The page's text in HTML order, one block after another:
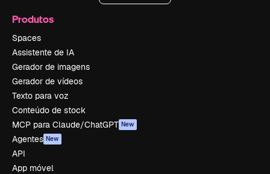
Produtos
Spaces
Assistente de IA
Gerador de imagens
Gerador de vídeos
Texto para voz
Conteúdo de stock
MCP para Claude/ChatGPT New
Agentes New
API
App móvel